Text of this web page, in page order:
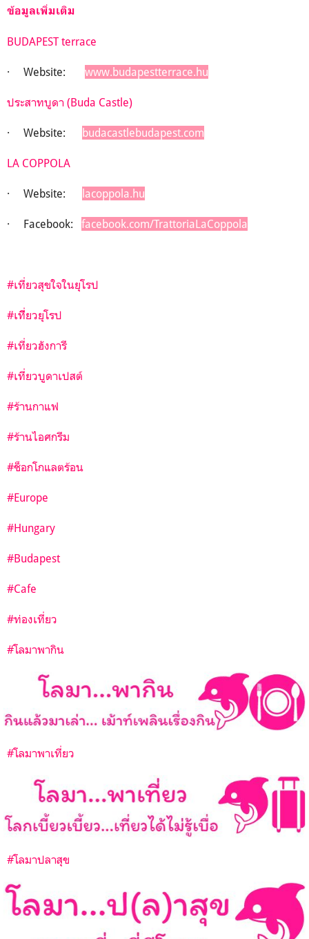
ข้อมูลเพิ่มเติม
BUDAPEST terrace
· Website: www.budapestterrace.hu
ประสาทบูดา (Buda Castle)
· Website: budacastlebudapest.com
LA COPPOLA
· Website: lacoppola.hu
· Facebook: facebook.com/TrattoriaLaCoppola
#เที่ยวสุขใจในยุโรป
#เทีี่ยวยุโรป
#เที่ยวฮังการี
#เที่ยวบูดาเปสต์
#ร้านกาแฟ
#ร้านไอศกรีม
#ช็อกโกแลตร้อน
#Europe
#Hungary
#Budapest
#Cafe
#ท่องเที่ยว
#โลมาพากิน
#โลมาพาเที่ยว
#โลมาปลาสุข